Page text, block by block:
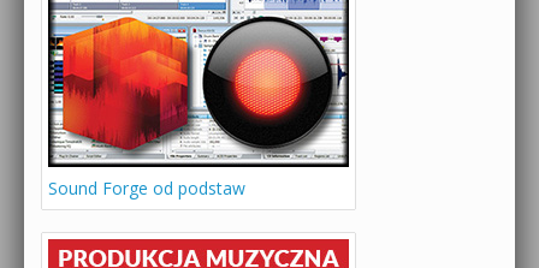
Sound Forge od podstaw